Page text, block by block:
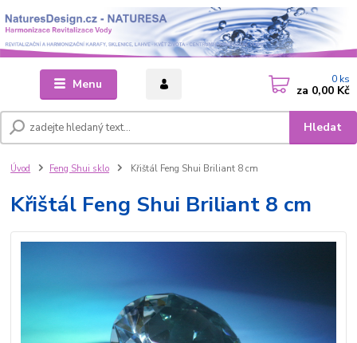
Menu
Hledat
0 ks
za 0,00 Kč
Úvod Feng Shui sklo Křištál Feng Shui Briliant 8 cm
Křištál Feng Shui Briliant 8 cm